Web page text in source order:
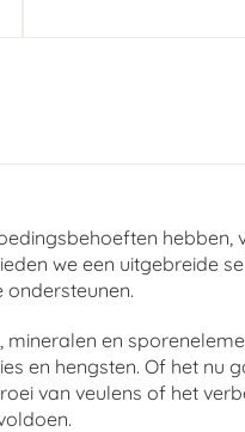
hebben,
we een uitgebreide
en
en hengsten. Of het nu
van veulens of het